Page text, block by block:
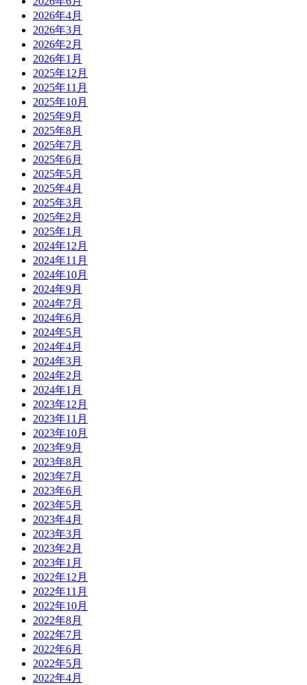
2026年4月
2026年3月
2026年2月
2026年1月
2025年12月
2025年11月
2025年10月
2025年9月
2025年8月
2025年7月
2025年6月
2025年5月
2025年4月
2025年3月
2025年2月
2025年1月
2024年12月
2024年11月
2024年10月
2024年9月
2024年7月
2024年6月
2024年5月
2024年4月
2024年3月
2024年2月
2024年1月
2023年12月
2023年11月
2023年10月
2023年9月
2023年8月
2023年7月
2023年6月
2023年5月
2023年4月
2023年3月
2023年2月
2023年1月
2022年12月
2022年11月
2022年10月
2022年8月
2022年7月
2022年6月
2022年5月
2022年4月